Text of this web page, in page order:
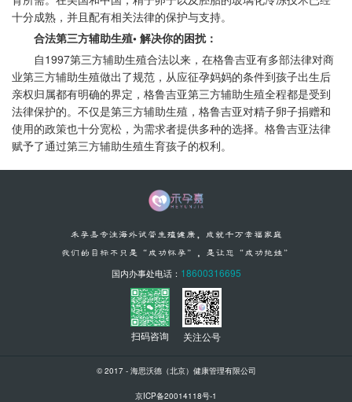
十分成熟，并且配有相关法律的保护与支持。
合法第三方辅助生殖• 解决你的困扰：
自1997第三方辅助生殖合法以来，在格鲁吉亚有多部法律对商
业第三方辅助生殖做出了规范，从应征孕妈妈的条件到孩子出生后
亲权归属都有明确的界定，格鲁吉亚第三方辅助生殖全程都是受到
法律保护的。不仅是第三方辅助生殖 ，格鲁吉亚对精子卵子捐赠和
使用的政策也十分宽松，为需求者提供多种的选择。格鲁吉亚法律
赋予了通过第三方辅助生殖生育孩子的权利。
国内办事处电话： 18600316695
扫码咨询 关注公号
© 2017 - 海思沃德（北京）健康管理有限公司
京ICP备20014118号-1